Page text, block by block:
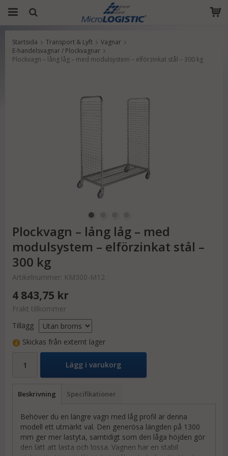
Produkten har blivit tillagd i varukorgen
Startsida Transport & Lyft
Vagnar
E-handelsvagnar / Plockvagnar
Plockvagn – lång låg – med modulsystem – elförzinkat stål – 300 kg
Plockvagn – lång låg – med
modulsystem – elförzinkat stål –
300 kg
Artikelnummer: KM300-M12
4 843,75 kr
Frakt tillkommer
Tillägg
Skickas från externt lager
Lägg i varukorg
Beskrivning Specifikationer
Behöver du en längre vagn med låg profil är denna
modell ett utmärkt val. Den generösa längden på 1300
mm ger mer lastyta, samtidigt som den låga höjden gör
den lätt att lasta och lossa. Vagnen har en stabil